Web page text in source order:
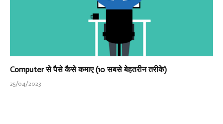
Computer से पैसे कैसे कमाए (10 सबसे बेहतरीन तरीके)
25/04/2023